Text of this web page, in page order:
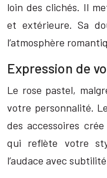
loin des clichés. Il
et extérieure. Sa
l’atmosphère
Expression de
Le rose pastel,
votre personnalité.
des accessoires
qui reflète votre
l’audace avec